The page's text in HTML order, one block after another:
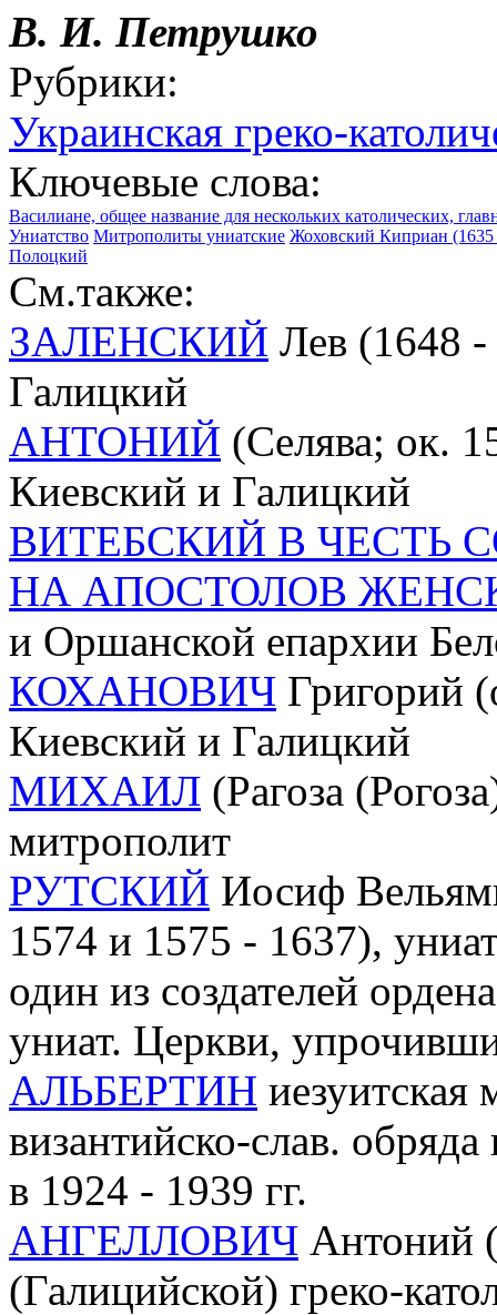
В. И. Петрушко
Рубрики:
Украинская греко-
Ключевые слова:
Василиане, общее название для нескольких католических,
Униатство Митрополиты униатские Жоховский Киприан (1635
Полоцкий
См.также:
ЗАЛЕНСКИЙ Лев (1648
Галицкий
АНТОНИЙ (Селява; ок.
Киевский и Галицкий
ВИТЕБСКИЙ В ЧЕСТЬ
НА АПОСТОЛОВ
и Оршанской епархии
КОХАНОВИЧ Григорий
Киевский и Галицкий
МИХАИЛ (Рагоза
митрополит
РУТСКИЙ Иосиф
1574 и 1575 - 1637),
один из создателей
униат. Церкви,
АЛЬБЕРТИН иезуитская
византийско-слав.
в 1924 - 1939 гг.
АНГЕЛЛОВИЧ Антоний
(Галицийской) греко-